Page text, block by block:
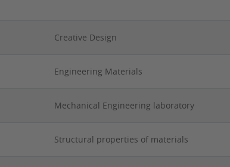
Creative Design
Engineering Materials
Mechanical Engineering laboratory
Structural properties of materials